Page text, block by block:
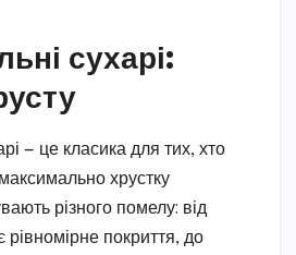
сухарі:
— це класика для тих, хто
хрустку
різного помелу: від
рівномірне покриття, до